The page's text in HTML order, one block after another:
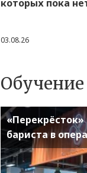
которых пока
03.08.26
Обучение
«Перекрёсток»
бариста в